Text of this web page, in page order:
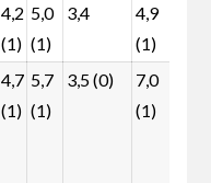
4,2
(1)
5,0
(1)
3,4
4,9
(1)
4,7
(1)
5,7
(1)
3,5 (0)
7,0
(1)